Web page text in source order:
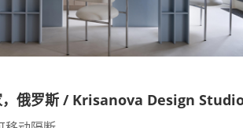
，俄罗斯 / Krisanova Design